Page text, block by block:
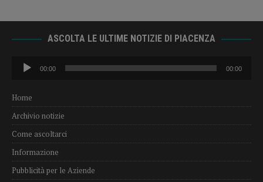
ASCOLTA LE ULTIME NOTIZIE DI PIACENZA
Audio
Player
00:00 00:00
Home
Archivio notizie
Come ascoltarci
Informazione
Pubblicità per le Aziende